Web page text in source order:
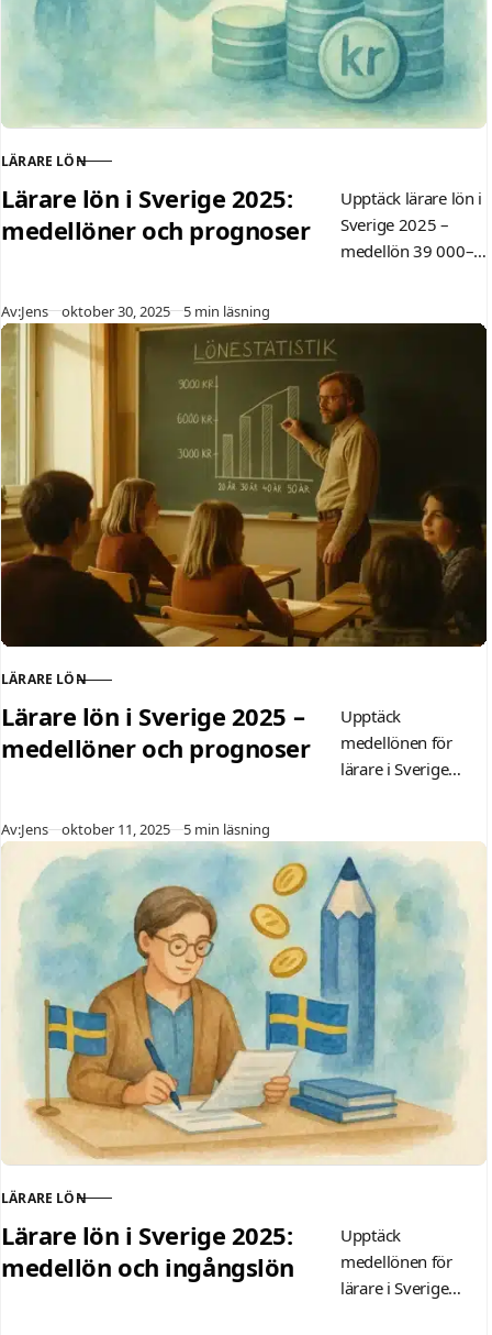
KATEGORI
LÄRARE LÖN
Lärare lön i Sverige 2025:
medellöner och prognoser
Upptäck lärare lön i
Sverige 2025 –
medellön 39 000–
skolform,
region. Få
prognoser från
HÖK och SCB,
ingångslöner för
nyexaminerade och
tips för högre
inkomst.
Av:Jens Publicerad
oktober 30, 2025 5 min läsning
KATEGORI
LÄRARE LÖN
Lärare lön i Sverige 2025 –
medellöner och prognoser
Upptäck
medellönen för
lärare i Sverige
500 kr/mån,
gymnasielärare 43
000 kr. Få info om
ingångslön för
nyexaminerade,
regionala skillnader,
HÖK-avtalet och
tips för
förhandlingar.
Baserat på SCB-
data.
Av:Jens Publicerad
oktober 11, 2025 5 min läsning
KATEGORI
LÄRARE LÖN
Lärare lön i Sverige 2025:
medellön och ingångslön
Upptäck
medellönen för
lärare i Sverige